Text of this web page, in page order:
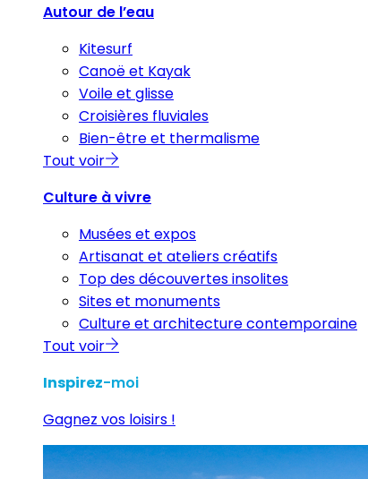
Autour de l’eau
Kitesurf
Canoë et Kayak
Voile et glisse
Croisières fluviales
Bien-être et thermalisme
Tout voir
Culture à vivre
Musées et expos
Artisanat et ateliers créatifs
Top des découvertes insolites
Sites et monuments
Culture et architecture contemporaine
Tout voir
Inspirez-moi
Gagnez vos loisirs !